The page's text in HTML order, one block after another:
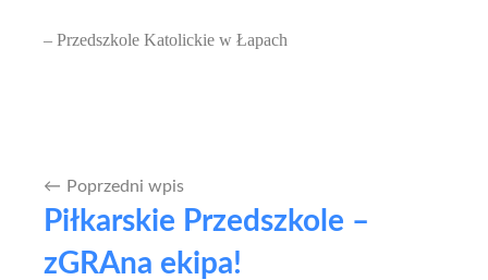
– Przedszkole Katolickie w Łapach
Nawigacja
wpisu
Poprzedni wpis
Piłkarskie Przedszkole –
zGRAna ekipa!